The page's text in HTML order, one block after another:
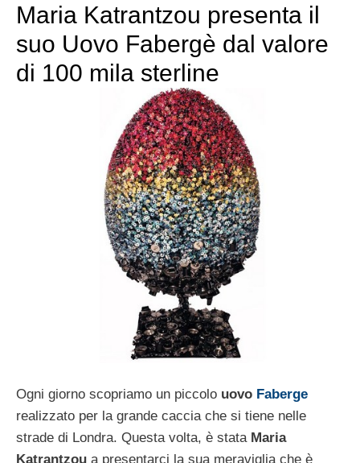
Maria Katrantzou presenta il
suo Uovo Fabergè dal valore
di 100 mila sterline
Ogni giorno scopriamo un piccolo uovo Faberge
realizzato per la grande caccia che si tiene nelle
strade di Londra. Questa volta, è stata Maria
Katrantzou a presentarci la sua meraviglia che è